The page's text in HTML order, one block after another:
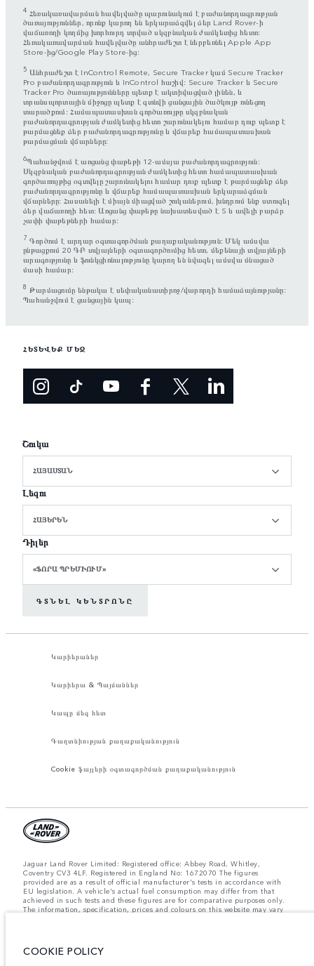
4 Հեռակառավարման հավելվածը պարունակում է բաժանորդագրության
ծառայություններ, որոնք կարող են երկարաձգվել ձեր Land Rover-ի
վաճառողի կողմից խորհուրդ տրված սկզբնական ժամկետից հետո:
Հեռակառավարման հավելվածը անհրաժեշտ է ներբեռնել Apple App
Store-ից/Google Play Store-ից:
5 Անհրաժեշտ է InControl Remote, Secure Tracker կամ Secure Tracker
Pro բաժանորդագրություն և InControl հաշիվ: Secure Tracker և Secure
Tracker Pro ծառայությունները պետք է ակտիվացված լինեն, և
տրանսպորտային միջոցը պետք է գտնվի ցանցային ծածկույթ ունեցող
տարածքում: Համապատասխան գործառույթը սկզբնական
բաժանորդագրության ժամկետից հետո շարունակելու համար դուք պետք է
թարմացնեք ձեր բաժանորդագրությունը և վճարեք համապատասխան
թարմացման վճարները:
6Պահանջվում է առցանց փաթեթի 12-ամսյա բաժանորդագրություն:
Սկզբնական բաժանորդագրության ժամկետից հետո համապատասխան
գործառույթից օգտվելը շարունակելու համար դուք պետք է թարմացնեք ձեր
բաժանորդագրությունը և վճարեք համապատասխան երկարաձգման
վճարները: Հասանելի է միայն միացված շուկաներում, խնդրում ենք ստուգել
ձեր վաճառողի հետ: Առցանց փաթեթը նախատեսված է S և ավելի բարձր
չափի փաթեթների համար:
7 Գործում է արդար օգտագործման քաղաքականություն: Մեկ ամսվա
ընթացքում 20 ԳԲ տվյալների օգտագործումից հետո, մեքենայի տվյալների
արագությունը և ֆունկցիոնալությունը կարող են նվազել ամսվա մնացած
մասի համար:
8 Թարմացումը ենթակա է սեփականատիրոջ/վարորդի համաձայնությանը:
Պահանջվում է ցանցային կապ:
ՀԵՏԵՎԵՔ ՄԵԶ
Շուկա
ՀԱՅԱՍՏԱՆ
Լեզու
ՀԱՅԵՐԵՆ
Դիլեր
«ՖՈՐԱ ՊՐԵՄԻՈՒՄ»
ԳՏՆԵԼ ԿԵՆՏՐՈՆԸ
Կարիերաներ
Կարիերա & Պայմաններ
Կապը մեզ հետ
Գաղտնիության քաղաքականություն
Cookie ֆայլերի օգտագործման քաղաքականություն
Jaguar Land Rover Limited: Registered office: Abbey Road, Whitley,
Coventry CV3 4LF. Registered in England No: 1672070 The figures
provided are as a result of official manufacturer's tests in accordance with
EU legislation. A vehicle's actual fuel consumption may differ from that
achieved in such tests and these figures are for comparative purposes only.
The information, specification, prices and colours on this website may vary
Նշված կշիռներն արտացոլում են մեքենայի ստանդարտ բնութագրերը։
Աքսեսուարները և արտադրությունից հետո տեղադրված այլ պարագաներն
COOKIE POLICY